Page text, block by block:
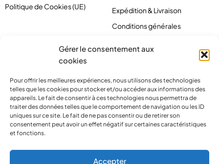
Gérer le consentement aux
cookies
Pour offrir les meilleures expériences, nous utilisons des technologies
telles que les cookies pour stocker et/ou accéder aux informations des
appareils. Le fait de consentir à ces technologies nous permettra de
traiter des données telles que le comportement de navigation ou les ID
uniques sur ce site. Le fait de ne pas consentir ou de retirer son
consentement peut avoir un effet négatif sur certaines caractéristiques
et fonctions.
Accepter
contact@pirlove.com
Politique de Cookies (UE)
Expédition & Livraison
Conditions générales